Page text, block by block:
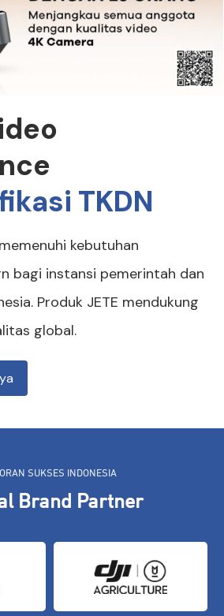
TKDN
kebutuhan
bagi instansi pemerintah dan
Produk JETE mendukung
global.
SUKSES INDONESIA
Brand Partner